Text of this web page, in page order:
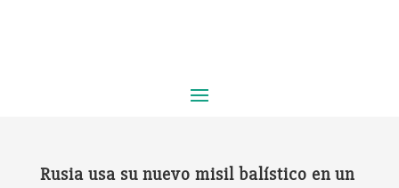
Rusia usa su nuevo misil balístico en un